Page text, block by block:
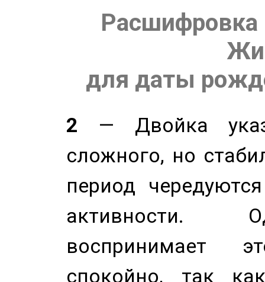
Расшифровка
для даты
2 — Двойка
сложного, но
период
активности.
воспринимает
спокойно, так